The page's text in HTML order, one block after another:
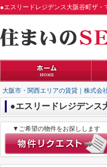
●エスリードレジデンス大阪谷町ザ
大阪市・関西エリアの賃貸｜株式会
●エスリードレジデンス
▼ご希望の物件をお探しします